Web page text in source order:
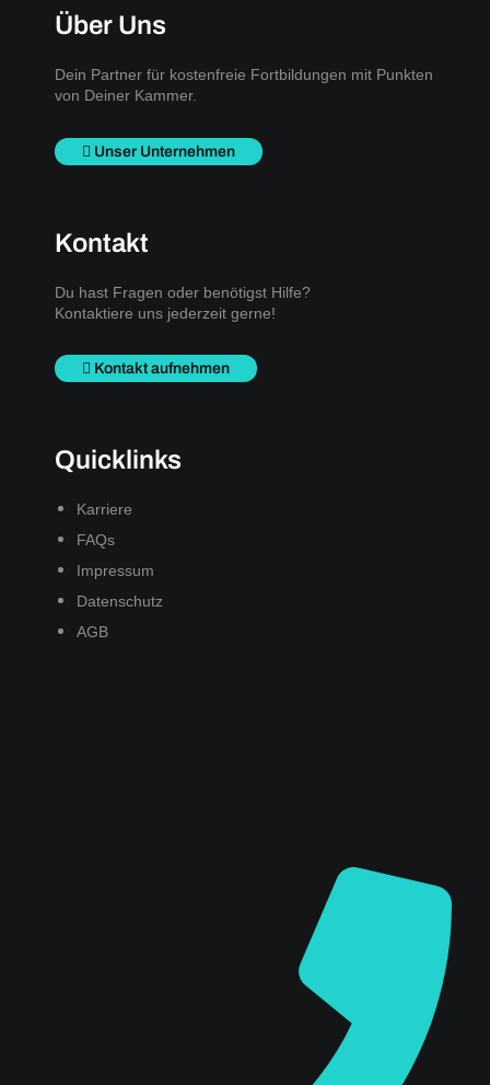
Über Uns
Dein Partner für kostenfreie Fortbildungen mit Punkten
von Deiner Kammer.
Unser Unternehmen
Kontakt
Du hast Fragen oder benötigst Hilfe?
Kontaktiere uns jederzeit gerne!
Kontakt aufnehmen
Quicklinks
Karriere
FAQs
Impressum
Datenschutz
AGB